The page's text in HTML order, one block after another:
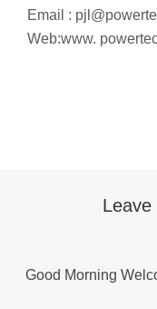
Email :
Web:www.
Good Morning